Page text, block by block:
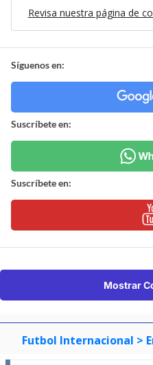
Revisa nuestra página de
Síguenos en:
Suscríbete en:
Suscríbete en:
Mostrar
Futbol Internacional >